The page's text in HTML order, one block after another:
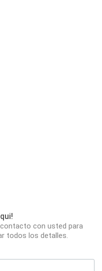
con usted para
todos los detalles.